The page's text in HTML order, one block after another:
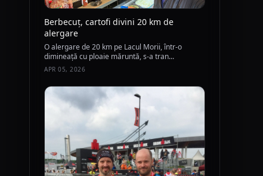
Berbecuț, cartofi divini 20 km de
alergare
O alergare de 20 km pe Lacul Morii, într-o
dimineață cu ploaie măruntă, s-a tran...
APR 05, 2026